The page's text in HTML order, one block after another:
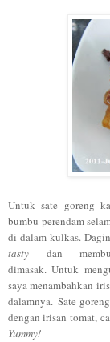
Untuk sate goreng
bumbu perendam
di dalam kulkas.
tasty dan
dimasak. Untuk
saya menambahkan
dalamnya. Sate
dengan irisan tomat,
Yummy!